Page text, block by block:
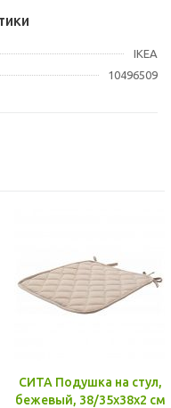
IKEA
10496509
СИТА Подушка на стул,
бежевый, 38/35x38x2 см